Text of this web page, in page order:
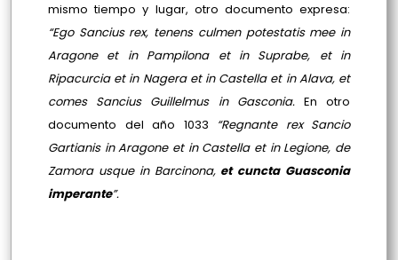
mismo tiempo y lugar, otro documento expresa:
“Ego Sancius rex, tenens culmen potestatis mee in
Aragone et in Pampilona et in Suprabe, et in
Ripacurcia et in Nagera et in Castella et in Alava, et
comes Sancius Guillelmus in Gasconia. En otro
documento del año 1033 “Regnante rex Sancio
Gartianis in Aragone et in Castella et in Legione, de
Zamora usque in Barcinona, et cuncta Guasconia
imperante”.